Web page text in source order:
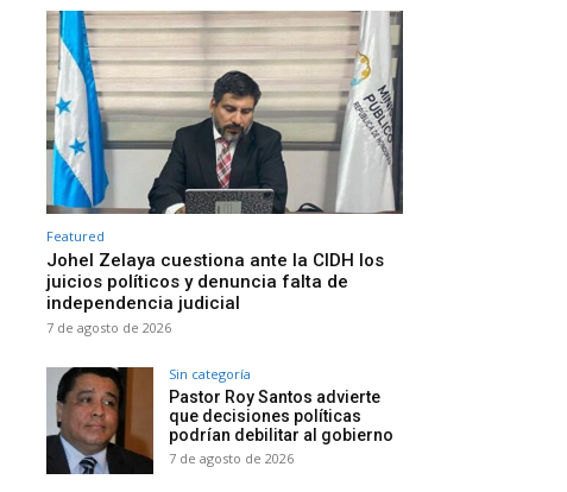
Featured
Johel Zelaya cuestiona ante la CIDH los
juicios políticos y denuncia falta de
independencia judicial
7 de agosto de 2026
Sin categoría
Pastor Roy Santos advierte
que decisiones políticas
podrían debilitar al gobierno
7 de agosto de 2026